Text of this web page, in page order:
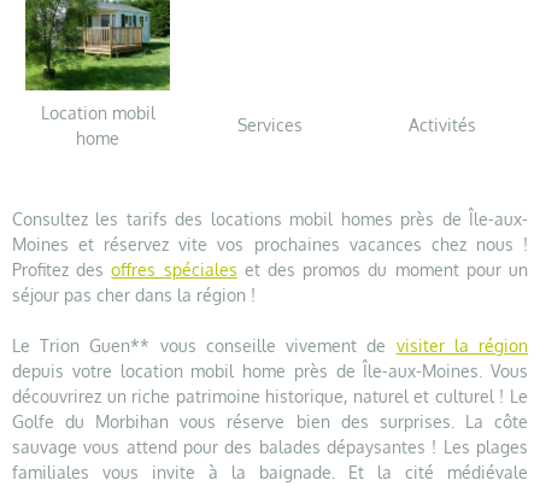
Location mobil
home
Services Activités
Consultez les tarifs des locations mobil homes près de Île-aux-
Moines et réservez vite vos prochaines vacances chez nous !
Profitez desoffres spéciales et des promos du moment pour un
séjour pas cher dans la région !
Le Trion Guen** vous conseille vivement de visiter la région
depuis votre location mobil home près de Île-aux-Moines. Vous
découvrirez un riche patrimoine historique, naturel et culturel ! Le
Golfe du Morbihan vous réserve bien des surprises. La côte
sauvage vous attend pour des balades dépaysantes ! Les plages
familiales vous invite à la baignade. Et la cité médiévale